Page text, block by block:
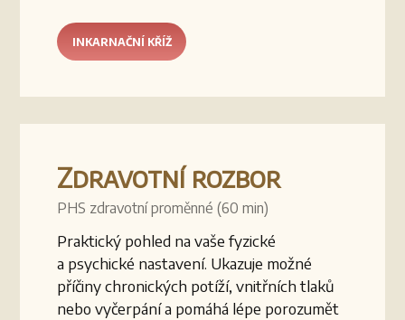
INKARNAČNÍ KŘÍŽ
Zdravotní rozbor
PHS zdravotní proměnné (60 min)
Praktický pohled na vaše fyzické
a psychické nastavení. Ukazuje možné
příčiny chronických potíží, vnitřních tlaků
nebo vyčerpání a pomáhá lépe porozumět